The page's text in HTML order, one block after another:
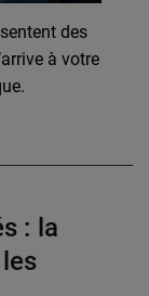
des
à votre
: la